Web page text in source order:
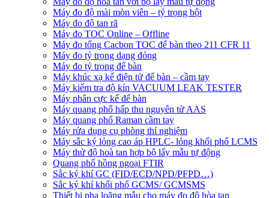
Máy đo độ mài mòn viên – tỷ trọng bột
Máy đo độ tan rã
Máy đo TOC Online – Offline
Máy đo tổng Cacbon TOC để bàn theo 211 CFR 11
Máy đo tỷ trọng dạng đóng
Máy đo tỷ trọng để bàn
Máy khúc xạ kế điện tử để bàn – cầm tay
Máy kiểm tra độ kín VACUUM LEAK TESTER
Máy phân cực kế để bàn
Máy quang phổ hấp thu nguyên tử AAS
Máy quang phổ Raman cầm tay
Máy rửa dụng cụ phòng thí nghiệm
Máy sắc ký lỏng cao áp HPLC- lỏng khối phổ LCMS
Máy thử độ hoà tan hợp bộ lấy mẫu tự động
Quang phổ hồng ngoại FTIR
Sắc ký khí GC (FID/ECD/NPD/PFPD…)
Sắc ký khí khối phổ GCMS/ GCMSMS
Thiết bị pha loãng mẫu cho máy đo độ hòa tan